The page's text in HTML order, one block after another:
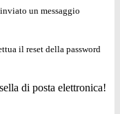
un messaggio
il reset della password
di posta elettronica!